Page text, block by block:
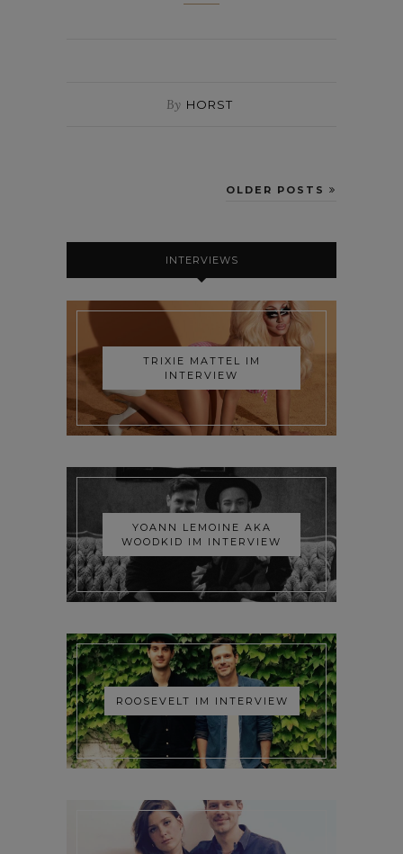
By HORST
OLDER POSTS
INTERVIEWS
TRIXIE MATTEL IM
INTERVIEW
YOANN LEMOINE AKA
WOODKID IM INTERVIEW
ROOSEVELT IM INTERVIEW